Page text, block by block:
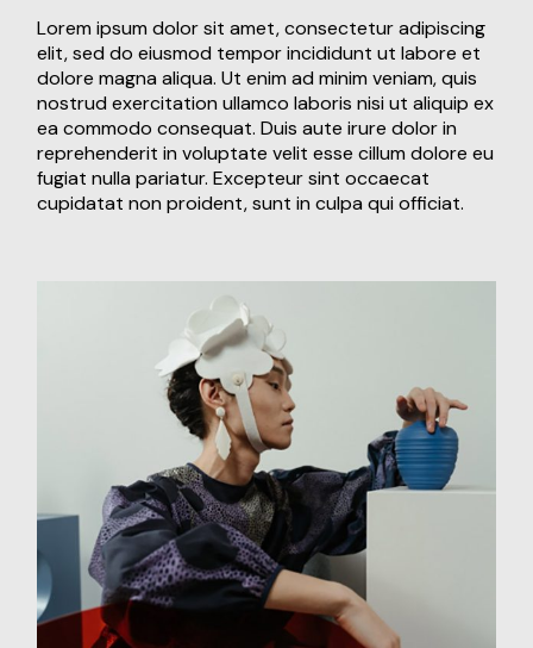
Lorem ipsum dolor sit amet, consectetur adipiscing
elit, sed do eiusmod tempor incididunt ut labore et
dolore magna aliqua. Ut enim ad minim veniam, quis
nostrud exercitation ullamco laboris nisi ut aliquip ex
ea commodo consequat. Duis aute irure dolor in
reprehenderit in voluptate velit esse cillum dolore eu
fugiat nulla pariatur. Excepteur sint occaecat
cupidatat non proident, sunt in culpa qui officiat.